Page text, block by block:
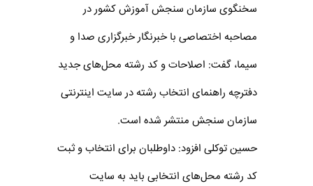
سخنگوی سازمان سنجش آموزش کشور در
مصاحبه اختصاصی با خبرنگار خبرگزاری صدا و
سیما، گفت: اصلاحات و کد رشته محل‌های جدید
دفترچه راهنمای انتخاب رشته در سایت اینترنتی
سازمان سنجش منتشر شده است.
حسین توکلی افزود: داوطلبان برای انتخاب و ثبت
کد رشته محل‌های انتخابی باید به سایت